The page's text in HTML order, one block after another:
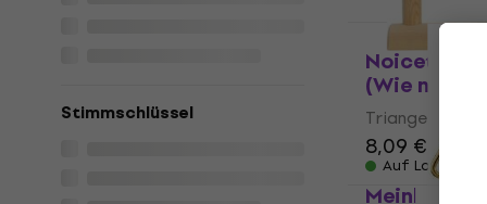
Stimmschlüssel
Noicetone
(Wie neu)
Triangel
8,09 € 8,99 €
Auf Lager
Meinl